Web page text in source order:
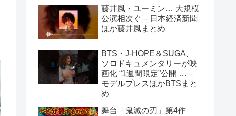
藤井風・ユーミン… 大規模
公演相次ぐ – 日本経済新聞
ほか藤井風まとめ
BTS・J-HOPE＆SUGA、
ソロドキュメンタリーが映
画化 “1週間限定”公開 … –
モデルプレスほかBTSまと
め
舞台「鬼滅の刃」第4作